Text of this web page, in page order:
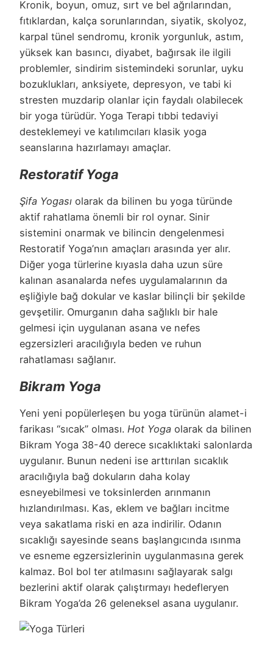
Kronik, boyun, omuz, sırt ve bel ağrılarından,
fıtıklardan, kalça sorunlarından, siyatik, skolyoz,
karpal tünel sendromu, kronik yorgunluk, astım,
yüksek kan basıncı, diyabet, bağırsak ile ilgili
problemler, sindirim sistemindeki sorunlar, uyku
bozuklukları, anksiyete, depresyon, ve tabi ki
stresten muzdarip olanlar için faydalı olabilecek
bir yoga türüdür. Yoga Terapi tıbbi tedaviyi
desteklemeyi ve katılımcıları klasik yoga
seanslarına hazırlamayı amaçlar.
Restoratif Yoga
Şifa Yogası olarak da bilinen bu yoga türünde
aktif rahatlama önemli bir rol oynar. Sinir
sistemini onarmak ve bilincin dengelenmesi
Restoratif Yoga’nın amaçları arasında yer alır.
Diğer yoga türlerine kıyasla daha uzun süre
kalınan asanalarda nefes uygulamalarının da
eşliğiyle bağ dokular ve kaslar bilinçli bir şekilde
gevşetilir. Omurganın daha sağlıklı bir hale
gelmesi için uygulanan asana ve nefes
egzersizleri aracılığıyla beden ve ruhun
rahatlaması sağlanır.
Bikram Yoga
Yeni yeni popülerleşen bu yoga türünün alamet-i
farikası “sıcak” olması. Hot Yoga olarak da bilinen
Bikram Yoga 38-40 derece sıcaklıktaki salonlarda
uygulanır. Bunun nedeni ise arttırılan sıcaklık
aracılığıyla bağ dokuların daha kolay
esneyebilmesi ve toksinlerden arınmanın
hızlandırılması. Kas, eklem ve bağları incitme
veya sakatlama riski en aza indirilir. Odanın
sıcaklığı sayesinde seans başlangıcında ısınma
ve esneme egzersizlerinin uygulanmasına gerek
kalmaz. Bol bol ter atılmasını sağlayarak salgı
bezlerini aktif olarak çalıştırmayı hedefleryen
Bikram Yoga’da 26 geleneksel asana uygulanır.